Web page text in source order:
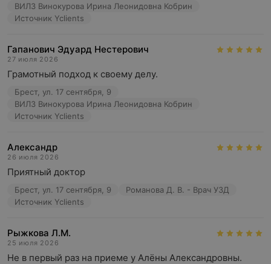
ВИЛ3 Винокурова Ирина Леонидовна Кобрин
Источник Yclients
Гапанович Эдуард Нестерович
27 июля 2026
Грамотный подход к своему делу.
Брест, ул. 17 сентября, 9
ВИЛ3 Винокурова Ирина Леонидовна Кобрин
Источник Yclients
Александр
26 июля 2026
Приятный доктор
Брест, ул. 17 сентября, 9
Романова Д. В. - Врач УЗД
Источник Yclients
Рыжкова Л.М.
25 июля 2026
Не в первый раз на приеме у Алёны Александровны.